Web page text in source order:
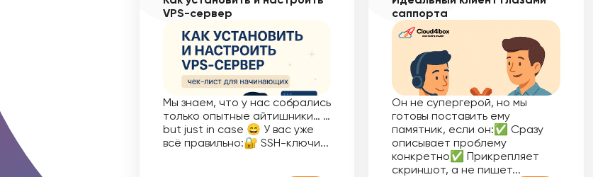
VPS-сервер
Мы знаем, что у нас собрались
только опытные айтишники… …
but just in case 😄 У вас уже
всё правильно:🔐 SSH-ключи...
саппорта
Он не супергерой, но мы
готовы поставить ему
памятник, если он:✅ Сразу
описывает проблему
конкретно✅ Прикрепляет
скриншот, а не пишет...